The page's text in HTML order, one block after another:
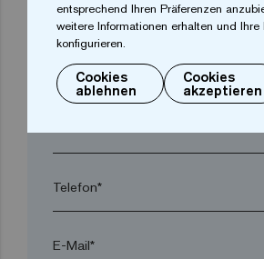
Ort*
Postleitzahl*
Telefon*
E-Mail*
entsprechend Ihren Präferenzen
weitere Informationen erhalten und Ihre
konfigurieren.
Cookies
ablehnen
Cookies
akzeptieren